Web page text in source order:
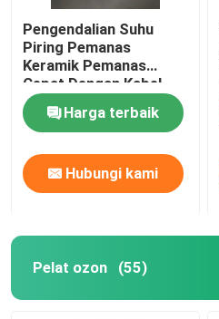
Pengendalian Suhu
Piring Pemanas
Keramik Pemanas
Cepat Dengan Kabel
Sensor
Harga terbaik
Hubungi kami
Pelat ozon (55)